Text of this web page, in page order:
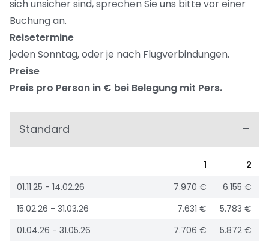
sich unsicher sind, sprechen Sie uns bitte vor einer
Buchung an.
Reisetermine
jeden Sonntag, oder je nach Flugverbindungen.
Preise
Preis pro Person in € bei Belegung mit Pers.
Standard
1
2
01.11.25 - 14.02.26
7.970 €
6.155 €
15.02.26 - 31.03.26
7.631 €
5.783 €
01.04.26 - 31.05.26
7.706 €
5.872 €